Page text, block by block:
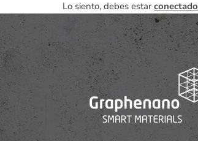
Lo siento, debes estar conectado